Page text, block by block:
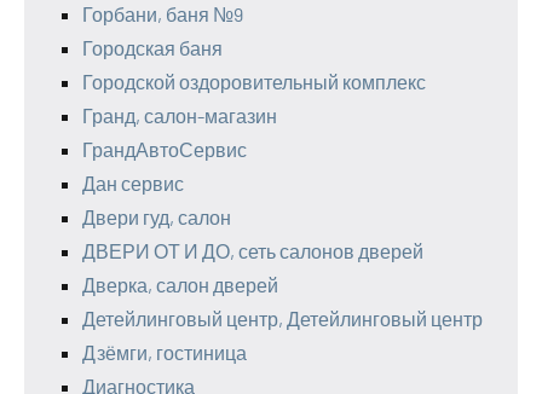
Горбани, баня №9
Городская баня
Городской оздоровительный комплекс
Гранд, салон-магазин
ГрандАвтоСервис
Дан сервис
Двери гуд, салон
ДВЕРИ ОТ И ДО, сеть салонов дверей
Дверка, салон дверей
Детейлинговый центр, Детейлинговый центр
Дзёмги, гостиница
Диагностика